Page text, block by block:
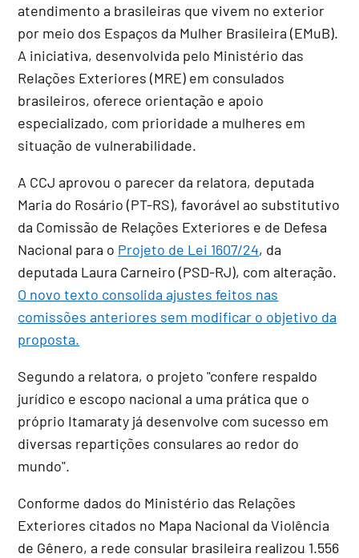
atendimento a brasileiras que vivem no exterior
por meio dos Espaços da Mulher Brasileira (EMuB).
A iniciativa, desenvolvida pelo Ministério das
Relações Exteriores (MRE) em consulados
brasileiros, oferece orientação e apoio
especializado, com prioridade a mulheres em
situação de vulnerabilidade.
A CCJ aprovou o parecer da relatora, deputada
Maria do Rosário (PT-RS), favorável ao substitutivo
da Comissão de Relações Exteriores e de Defesa
Nacional para o Projeto de Lei 1607/24, da
deputada Laura Carneiro (PSD-RJ), com alteração.
O novo texto consolida ajustes feitos nas
comissões anteriores sem modificar o objetivo da
proposta.
Segundo a relatora, o projeto "confere respaldo
jurídico e escopo nacional a uma prática que o
próprio Itamaraty já desenvolve com sucesso em
diversas repartições consulares ao redor do
mundo".
Conforme dados do Ministério das Relações
Exteriores citados no Mapa Nacional da Violência
de Gênero, a rede consular brasileira realizou 1.556